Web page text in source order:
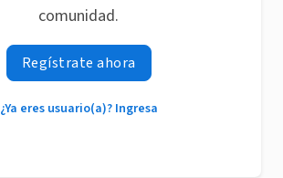
comunidad.
Regístrate ahora
¿Ya eres usuario(a)? Ingresa